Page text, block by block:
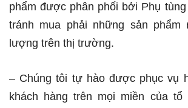
phẩm được phân phối bởi Phụ
tránh mua phải những sản phẩm
lượng trên thị trường.
– Chúng tôi tự hào được phục vụ
khách hàng trên mọi miền của